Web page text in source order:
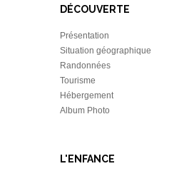
DÉCOUVERTE
Présentation
Situation géographique
Randonnées
Tourisme
Hébergement
Album Photo
L'ENFANCE